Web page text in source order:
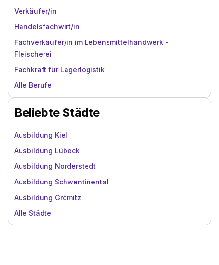
Verkäufer/in
Handelsfachwirt/in
Fachverkäufer/in im Lebensmittelhandwerk -
Fleischerei
Fachkraft für Lagerlogistik
Alle Berufe
Beliebte Städte
Ausbildung Kiel
Ausbildung Lübeck
Ausbildung Norderstedt
Ausbildung Schwentinental
Ausbildung Grömitz
Alle Städte